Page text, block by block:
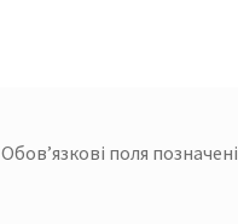
Обов’язкові поля позначені